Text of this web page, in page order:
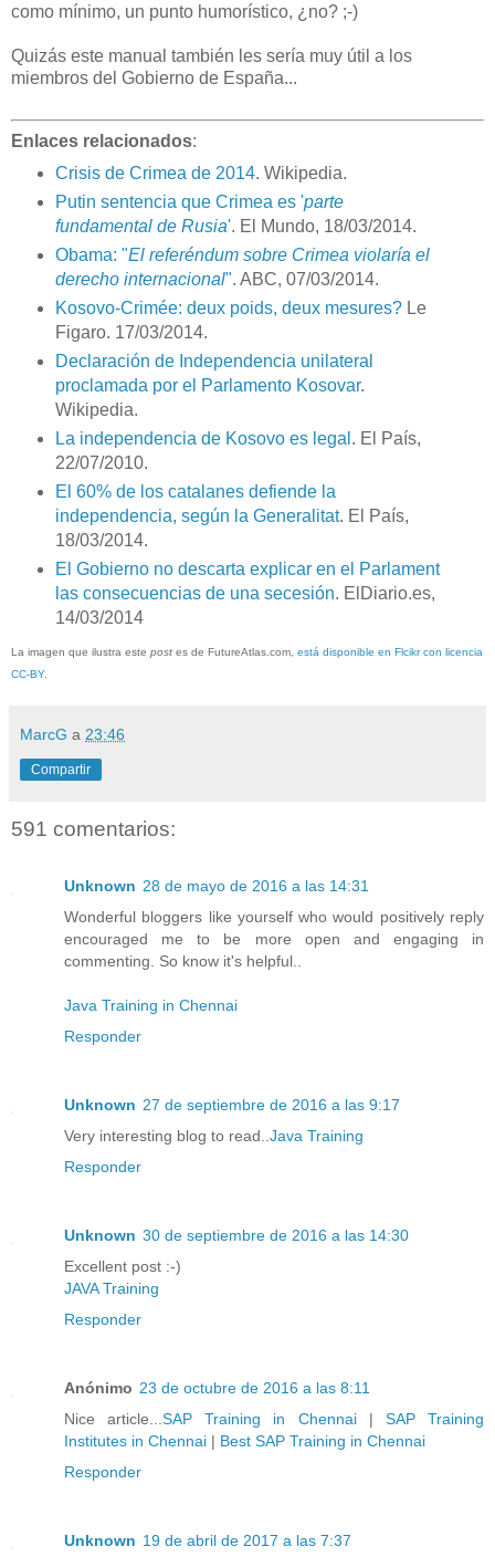
como mínimo, un punto humorístico, ¿no? ;-)
Quizás este manual también les sería muy útil a los
miembros del Gobierno de España...
Enlaces relacionados:
Crisis de Crimea de 2014. Wikipedia.
Putin sentencia que Crimea es 'parte
fundamental de Rusia'. El Mundo, 18/03/2014.
Obama: "El referéndum sobre Crimea violaría el
derecho internacional". ABC, 07/03/2014.
Kosovo-Crimée: deux poids, deux mesures?Le
Figaro. 17/03/2014.
Declaración de Independencia unilateral
proclamada por el Parlamento Kosovar.
Wikipedia.
La independencia de Kosovo es legal . El País,
22/07/2010.
El 60% de los catalanes defiende la
independencia, según la Generalitat. El País,
18/03/2014.
El Gobierno no descarta explicar en el Parlament
las consecuencias de una secesión. ElDiario.es,
14/03/2014
La imagen que ilustra este post es de FutureAtlas.com, está disponible en Flcikr con licencia
CC-BY.
MarcG a 23:46
Compartir
591 comentarios:
Unknown 28 de mayo de 2016 a las 14:31
Wonderful bloggers like yourself who would positively reply
encouraged me to be more open and engaging in
commenting. So know it's helpful..
Java Training in Chennai
Responder
Unknown 27 de septiembre de 2016 a las 9:17
Very interesting blog to read..Java Training
Responder
Unknown 30 de septiembre de 2016 a las 14:30
Excellent post :-)
JAVA Training
Responder
Anónimo 23 de octubre de 2016 a las 8:11
Nice article...SAP Training in Chennai| SAP Training
Institutes in Chennai | Best SAP Training in Chennai
Responder
Unknown 19 de abril de 2017 a las 7:37